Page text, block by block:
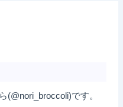
(@nori_broccoli)です。